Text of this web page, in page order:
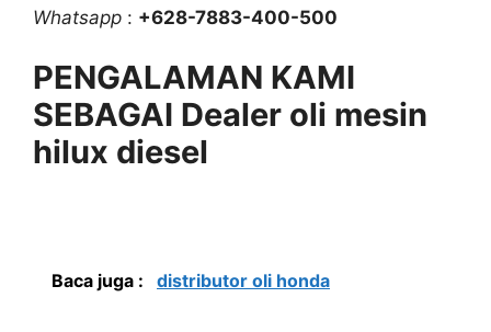
Whatsapp : +628-7883-400-500
PENGALAMAN KAMI
SEBAGAI Dealer oli mesin
hilux diesel
Baca juga : distributor oli honda